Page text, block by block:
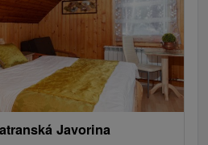
Javorina